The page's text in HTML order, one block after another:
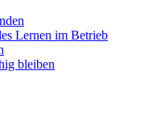
Lernen im Betrieb
bleiben